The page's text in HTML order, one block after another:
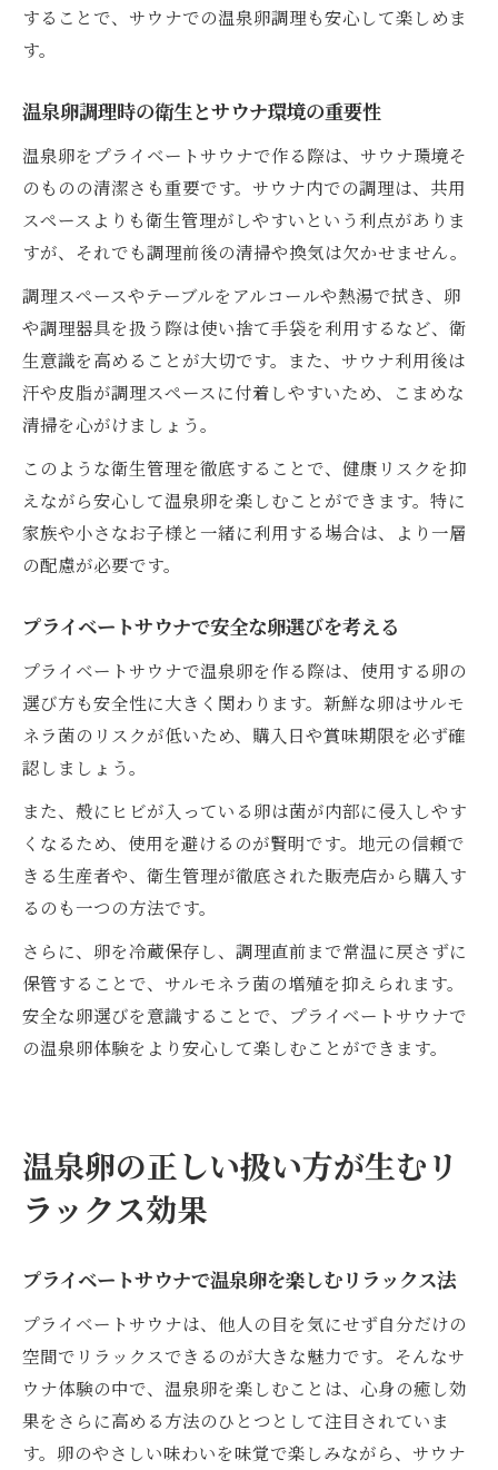
することで、サウナでの温泉卵調理も安心して楽しめま
す。
温泉卵調理時の衛生とサウナ環境の重要性
温泉卵をプライベートサウナで作る際は、サウナ環境そ
のものの清潔さも重要です。サウナ内での調理は、共用
スペースよりも衛生管理がしやすいという利点がありま
すが、それでも調理前後の清掃や換気は欠かせません。
調理スペースやテーブルをアルコールや熱湯で拭き、卵
や調理器具を扱う際は使い捨て手袋を利用するなど、衛
生意識を高めることが大切です。また、サウナ利用後は
汗や皮脂が調理スペースに付着しやすいため、こまめな
清掃を心がけましょう。
このような衛生管理を徹底することで、健康リスクを抑
えながら安心して温泉卵を楽しむことができます。特に
家族や小さなお子様と一緒に利用する場合は、より一層
の配慮が必要です。
プライベートサウナで安全な卵選びを考える
プライベートサウナで温泉卵を作る際は、使用する卵の
選び方も安全性に大きく関わります。新鮮な卵はサルモ
ネラ菌のリスクが低いため、購入日や賞味期限を必ず確
認しましょう。
また、殻にヒビが入っている卵は菌が内部に侵入しやす
くなるため、使用を避けるのが賢明です。地元の信頼で
きる生産者や、衛生管理が徹底された販売店から購入す
るのも一つの方法です。
さらに、卵を冷蔵保存し、調理直前まで常温に戻さずに
保管することで、サルモネラ菌の増殖を抑えられます。
安全な卵選びを意識することで、プライベートサウナで
の温泉卵体験をより安心して楽しむことができます。
温泉卵の正しい扱い方が生むリ
ラックス効果
プライベートサウナで温泉卵を楽しむリラックス法
プライベートサウナは、他人の目を気にせず自分だけの
空間でリラックスできるのが大きな魅力です。そんなサ
ウナ体験の中で、温泉卵を楽しむことは、心身の癒し効
果をさらに高める方法のひとつとして注目されていま
す。卵のやさしい味わいを味覚で楽しみながら、サウナ